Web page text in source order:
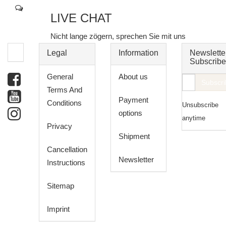
LIVE CHAT
Nicht lange zögern, sprechen Sie mit uns
Legal
General
Terms And
Conditions
Privacy
Cancellation
Instructions
Sitemap
Imprint
Information
About us
Payment
options
Shipment
Newsletter
Subscribe
Mail
address
Unsubscribe
anytime